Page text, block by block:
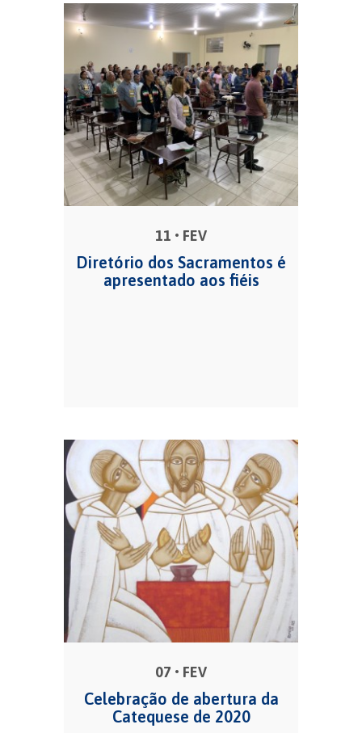
11 • FEV
Diretório dos Sacramentos é
apresentado aos fiéis
07 • FEV
Celebração de abertura da
Catequese de 2020